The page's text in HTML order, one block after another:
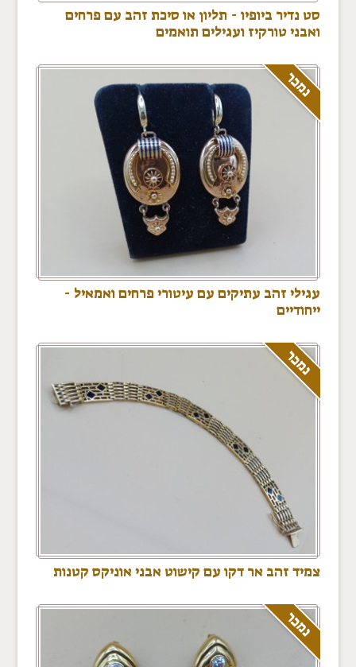
סט נדיר ביופיו - תליון או סיכת זהב עם פרחים
ואבני טורקיז ועגילים תואמים
נמכר
עגילי זהב עתיקים עם עיטורי פרחים ואמאיל -
ייחודיים
נמכר
צמיד זהב אר דקו עם קישוט אבני אוניקס קטנות
נמכר